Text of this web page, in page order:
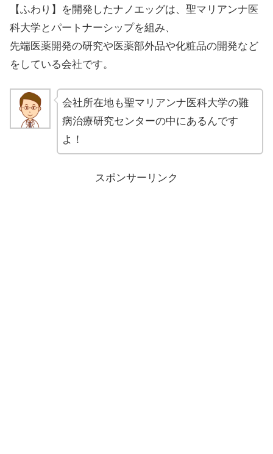
【ふわり】を開発したナノエッグは、聖マリアンナ医
科大学とパートナーシップを組み、
先端医薬開発の研究や医薬部外品や化粧品の開発など
をしている会社です。
会社所在地も聖マリアンナ医科大学の難
病治療研究センターの中にあるんです
よ！
スポンサーリンク